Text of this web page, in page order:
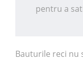
pentru a
Bauturile reci nu